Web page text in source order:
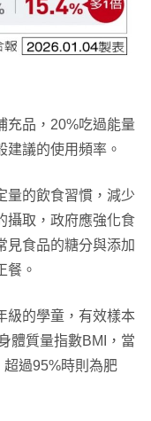
充品，20%吃過能量
建議的使用頻率。
量的飲食習慣，減少
攝取，政府應強化食
見食品的糖分與添加
餐。
級的學童，有效樣本
體質量指數BMI，當
超過95%時則為肥